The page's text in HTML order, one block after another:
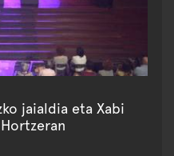
jaialdia eta Xabi